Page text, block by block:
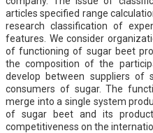
articles specified range
research classification of
features. We consider
of functioning of sugar beet
the composition of the
develop between suppliers of
consumers of sugar. The
merge into a single system
of sugar beet and its
competitiveness on the